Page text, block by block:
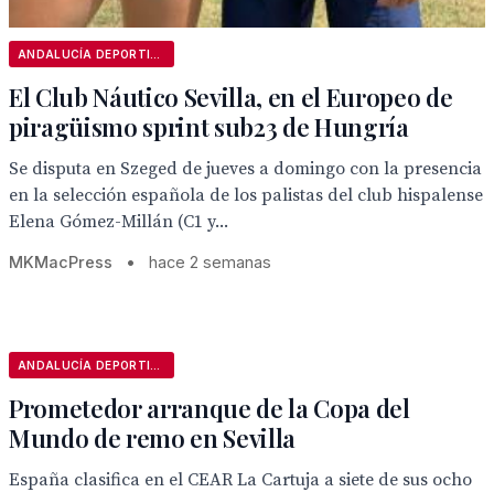
El Club Náutico Sevilla, en el Europeo de
piragüismo sprint sub23 de Hungría
Se disputa en Szeged de jueves a domingo con la presencia
en la selección española de los palistas del club hispalense
Elena Gómez-Millán (C1 y...
MKMacPress • hace 2 semanas
Prometedor arranque de la Copa del
Mundo de remo en Sevilla
España clasifica en el CEAR La Cartuja a siete de sus ocho